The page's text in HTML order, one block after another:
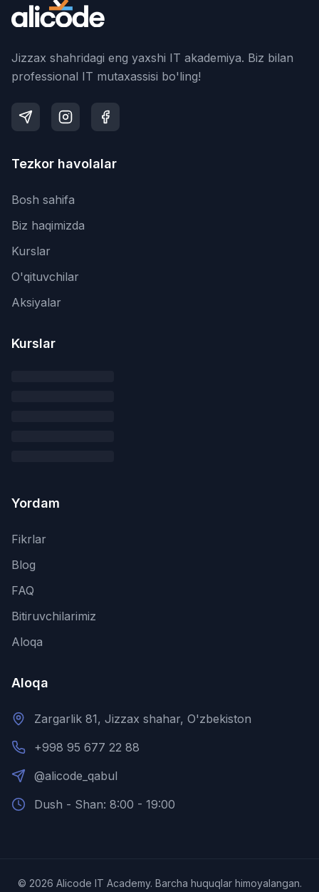
Jizzax shahridagi eng yaxshi IT akademiya. Biz bilan
professional IT mutaxassisi bo'ling!
Tezkor havolalar
Bosh sahifa
Biz haqimizda
Kurslar
O'qituvchilar
Aksiyalar
Kurslar
Yordam
Fikrlar
Blog
FAQ
Bitiruvchilarimiz
Aloqa
Aloqa
Zargarlik 81, Jizzax shahar, O'zbekiston
+998 95 677 22 88
@alicode_qabul
Dush - Shan: 8:00 - 19:00
© 2026 Alicode IT Academy. Barcha huquqlar himoyalangan.